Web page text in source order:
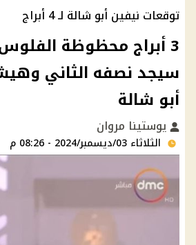
توقعات نيفين أبو شالة لـ 4 أبراج
3 أبراج محظوظة
سيجد نصفه الثاني
أبو شالة
يوستينا مروان
الثلاثاء 03/ديسمبر/2024 - 08:26 م